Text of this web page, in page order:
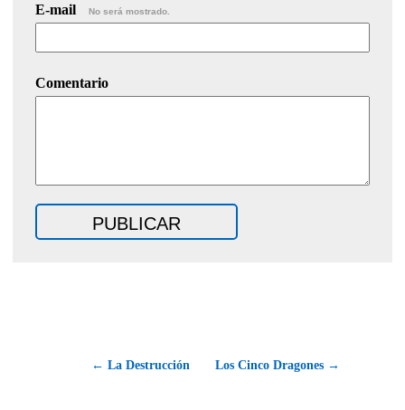
E-mail No será mostrado.
Comentario
← La Destrucción Los Cinco Dragones →